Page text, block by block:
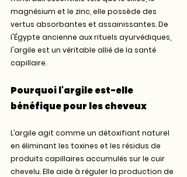
magnésium et le zinc, elle possède des
vertus absorbantes et assainissantes. De
l'Égypte ancienne aux rituels ayurvédiques,
l'argile est un véritable allié de la santé
capillaire.
Pourquoi l'argile est-elle
bénéfique pour les cheveux
L’argile agit comme un détoxifiant naturel
en éliminant les toxines et les résidus de
produits capillaires accumulés sur le cuir
chevelu. Elle aide à réguler la production de